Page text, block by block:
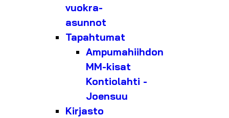
vuokra-
asunnot
Tapahtumat
Ampumahiihdon
MM-kisat
Kontiolahti -
Joensuu
Kirjasto